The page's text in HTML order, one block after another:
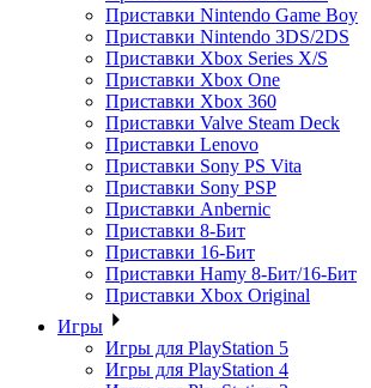
Приставки Nintendo Game Boy
Приставки Nintendo 3DS/2DS
Приставки Xbox Series X/S
Приставки Xbox One
Приставки Xbox 360
Приставки Valve Steam Deck
Приставки Lenovo
Приставки Sony PS Vita
Приставки Sony PSP
Приставки Anbernic
Приставки 8-Бит
Приставки 16-Бит
Приставки Hamy 8-Бит/16-Бит
Приставки Xbox Original
Игры
Игры для PlayStation 5
Игры для PlayStation 4